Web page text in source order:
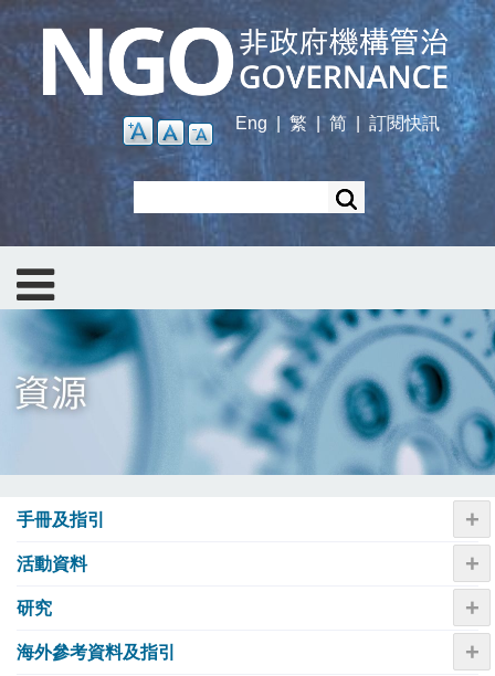
Skip
main
content
Eng
繁 | 简 訂閱快訊
手冊及指引 +
活動資料 +
研究 +
海外參考資料及指引 +